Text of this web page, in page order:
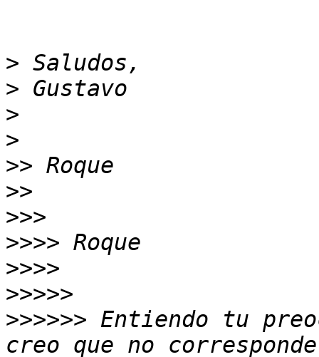
>
>
>
>
>>
>>
>>>
>>>>
>>>>
>>>>>
>>>>>> Entiendo tu